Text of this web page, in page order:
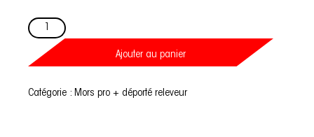
quantité
de
Mors
boucles
coulissantes
Medium
Ajouter au panier
Catégorie : Mors pro + déporté releveur